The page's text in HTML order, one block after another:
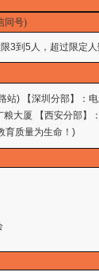
同号)
到5人，超过限定人
站) 【深圳分部】
大厦 【西安分部
育质量为生命！)